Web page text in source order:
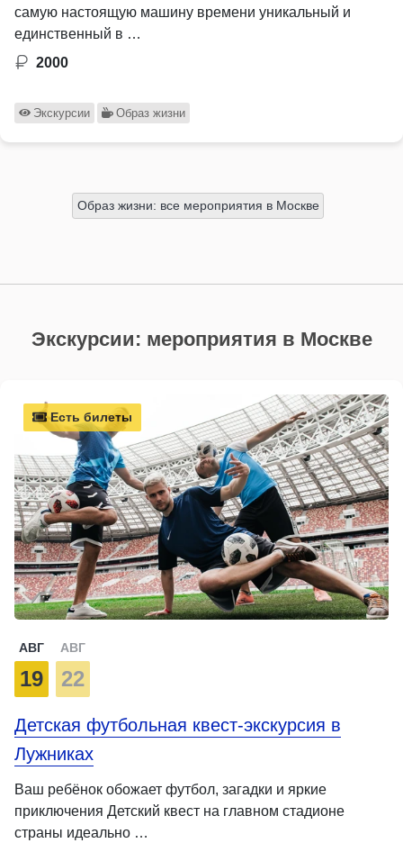
самую настоящую машину времени уникальный и
единственный в …
2000
Экскурсии Образ жизни
Образ жизни: все мероприятия в Москве
Экскурсии: мероприятия в Москве
Есть билеты
АВГ
19
АВГ
22
Детская футбольная квест-экскурсия в
Лужниках
Ваш ребёнок обожает футбол, загадки и яркие
приключения Детский квест на главном стадионе
страны идеально …